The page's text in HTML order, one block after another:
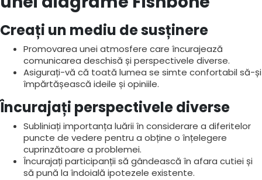
Creați un mediu de susținere
Promovarea unei atmosfere care încurajează
comunicarea deschisă și perspectivele diverse.
Asigurați-vă că toată lumea se simte confortabil să-și
împărtășească ideile și opiniile.
Încurajați perspectivele diverse
Subliniați importanța luării în considerare a diferitelor
puncte de vedere pentru a obține o înțelegere
cuprinzătoare a problemei.
Încurajați participanții să gândească în afara cutiei și
să pună la îndoială ipotezele existente.